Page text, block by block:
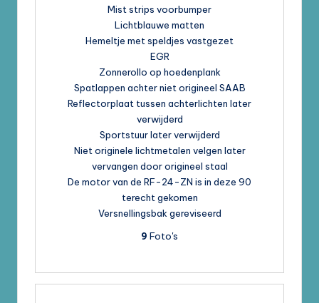
Mist strips voorbumper
Lichtblauwe matten
Hemeltje met speldjes vastgezet
EGR
Zonnerollo op hoedenplank
Spatlappen achter niet origineel SAAB
Reflectorplaat tussen achterlichten later
verwijderd
Sportstuur later verwijderd
Niet originele lichtmetalen velgen later
vervangen door origineel staal
De motor van de RF-24-ZN is in deze 90
terecht gekomen
Versnellingsbak gereviseerd
9 Foto's